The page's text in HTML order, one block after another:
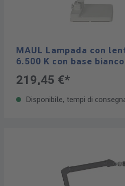
MAUL Lampada con
6.500 K con base bianco
219,45 €*
Disponibile, tempi di